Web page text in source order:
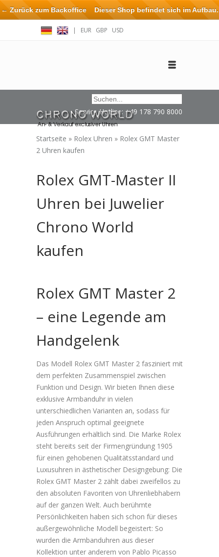
| EUR GBP USD
Service Hotline: +49 178 790 8000
Startseite » Rolex Uhren » Rolex GMT Master
2 Uhren kaufen
Rolex GMT-Master II
Uhren bei Juwelier
Chrono World
kaufen
Rolex GMT Master 2
– eine Legende am
Handgelenk
Das Modell Rolex GMT Master 2 fasziniert mit
dem perfekten Zusammenspiel zwischen
Funktion und Design. Wir bieten Ihnen diese
exklusive Armbanduhr in vielen
unterschiedlichen Varianten an, sodass für
jeden Anspruch optimal geeignete
Ausführungen erhältlich sind. Die Marke Rolex
steht bereits seit der Firmengründung 1905
für einen gehobenen Qualitätsstandard und
Luxusuhren in ästhetischer Designgebung: Die
Rolex GMT Master 2 zählt dabei zweifellos zu
den absoluten Favoriten von Uhrenliebhabern
auf der ganzen Welt. Auch berühmte
Persönlichkeiten haben sich schon für dieses
außergewöhnliche Modell begeistert: So
wurden die Armbanduhren aus dieser
Kollektion unter anderem von Pablo Picasso
← Zurück zum BackofficeDieser Shop befindet sich im Aufbau.
Eventuell können nicht alle Bestellungen eingehalten oder erfüllt